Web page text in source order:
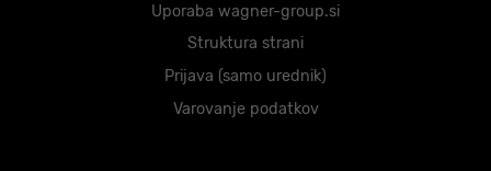
Uporaba wagner-group.si
Struktura strani
Prijava (samo urednik)
Varovanje podatkov